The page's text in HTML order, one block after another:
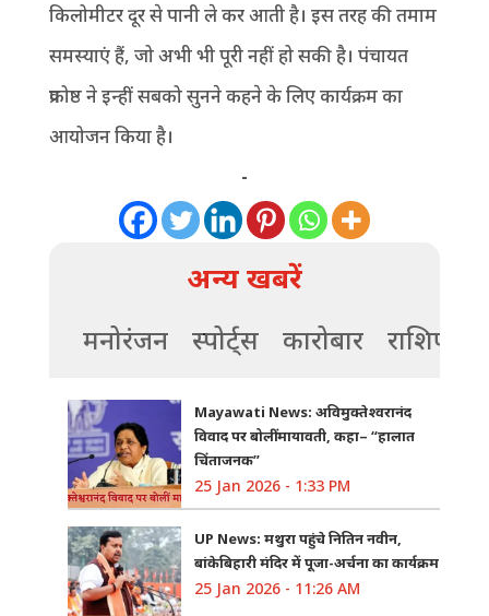
किलोमीटर दूर से पानी ले कर आती है। इस तरह की तमाम
समस्याएं हैं, जो अभी भी पूरी नहीं हो सकी है। पंचायत
प्रकोष्ठ ने इन्हीं सबको सुनने कहने के लिए कार्यक्रम का
आयोजन किया है।
-
अन्य खबरें
मनोरंजन स्पोर्ट्स कारोबार राशिफल
Mayawati News: अविमुक्तेश्वरानंद
विवाद पर बोलीं मायावती, कहा– “हालात
चिंताजनक”
25 Jan 2026 - 1:33 PM
UP News: मथुरा पहुंचे नितिन नवीन,
बांकेबिहारी मंदिर में पूजा-अर्चना का कार्यक्रम
25 Jan 2026 - 11:26 AM